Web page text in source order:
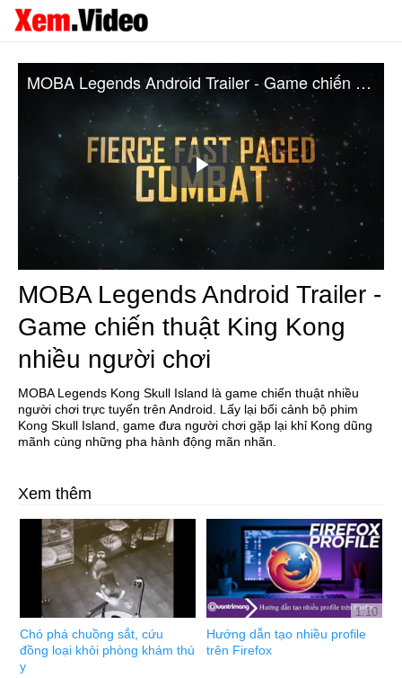
Play
Video
MOBA Legends Android Trailer - Game chiến thuật King Kong nhiều người chơi
MOBA Legends Android Trailer -
Game chiến thuật King Kong
nhiều người chơi
MOBA Legends Kong Skull Island là game chiến thuật nhiều
người chơi trực tuyến trên Android. Lấy lại bối cảnh bộ phim
Kong Skull Island, game đưa người chơi gặp lại khỉ Kong dũng
mãnh cùng những pha hành động mãn nhãn.
Xem thêm
Chó phá chuồng sắt, cứu
đồng loại khỏi phòng khám thú
y
1:10
Hướng dẫn tạo nhiều profile
trên Firefox